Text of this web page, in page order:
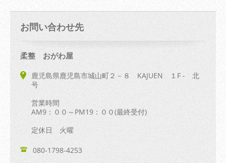
お問い合わせ先
柔整 おがわ屋
鹿児島県鹿児島市城山町２－８ KAJUEN １F - 北
号
営業時間
AM9：００～PM19：００(最終受付)
定休日 火曜
080-1798-4253